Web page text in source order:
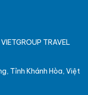
TRAVEL
Tỉnh Khánh Hòa, Việt